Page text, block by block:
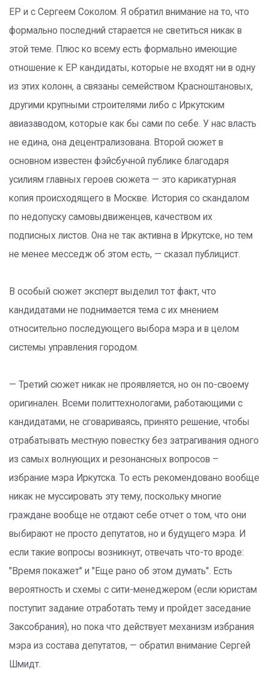
ЕР и с Сергеем Соколом. Я обратил внимание на то, что
формально последний старается не светиться никак в
этой теме. Плюс ко всему есть формально имеющие
отношение к ЕР кандидаты, которые не входят ни в одну
из этих колонн, а связаны семейством Красноштановых,
другими крупными строителями либо с Иркутским
авиазаводом, которые как бы сами по себе. У нас власть
не едина, она децентрализована. Второй сюжет в
основном известен фэйсбучной публике благодаря
усилиям главных героев сюжета — это карикатурная
копия происходящего в Москве. История со скандалом
по недопуску самовыдвиженцев, качеством их
подписных листов. Она не так активна в Иркутске, но тем
не менее месседж об этом есть, — сказал публицист.
В особый сюжет эксперт выделил тот факт, что
кандидатами не поднимается тема с их мнением
относительно последующего выбора мэра и в целом
системы управления городом.
— Третий сюжет никак не проявляется, но он по-своему
оригинален. Всеми политтехнологами, работающими с
кандидатами, не сговариваясь, принято решение, чтобы
отрабатывать местную повестку без затрагивания одного
из самых волнующих и резонансных вопросов –
избрание мэра Иркутска. То есть рекомендовано вообще
никак не муссировать эту тему, поскольку многие
граждане вообще не отдают себе отчет о том, что они
выбирают не просто депутатов, но и будущего мэра. И
если такие вопросы возникнут, отвечать что-то вроде:
"Время покажет" и "Еще рано об этом думать". Есть
вероятность и схемы с сити-менеджером (если юристам
поступит задание отработать тему и пройдет заседание
Заксобрания), но пока что действует механизм избрания
мэра из состава депутатов, — обратил внимание Сергей
Шмидт.